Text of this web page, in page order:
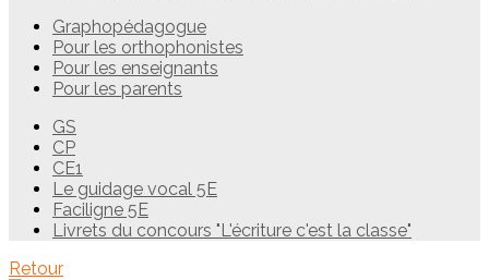
Graphopédagogue
Pour les orthophonistes
Pour les enseignants
Pour les parents
GS
CP
CE1
Le guidage vocal 5E
Faciligne 5E
Livrets du concours "L'écriture c'est la classe"
Retour